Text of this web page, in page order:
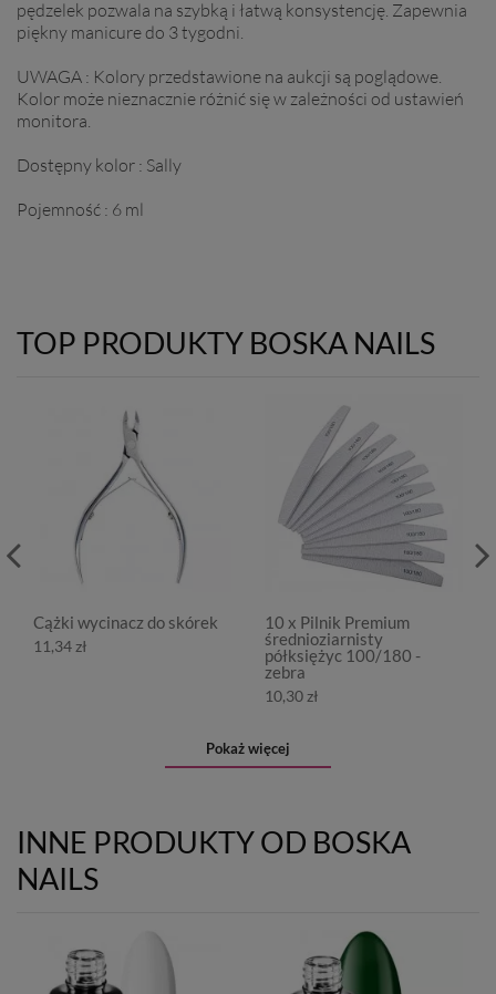
pędzelek pozwala na szybką i łatwą konsystencję. Zapewnia
piękny manicure do 3 tygodni.
UWAGA : Kolory przedstawione na aukcji są poglądowe.
Kolor może nieznacznie różnić się w zależności od ustawień
monitora.
Dostępny kolor : Sally
Pojemność : 6 ml
TOP PRODUKTY BOSKA NAILS
Cążki wycinacz do skórek
11,34 zł
10 x Pilnik Premium
średnioziarnisty
półksiężyc 100/180 -
zebra
10,30 zł
Pokaż więcej
INNE PRODUKTY OD BOSKA
NAILS